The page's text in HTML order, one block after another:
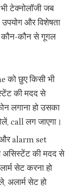
टेक्नोलॉजी जब
और विशेषता
कौन-कौन से गूगल
को छुए किसी भी
की मदद से
लगाना हो उसका
call लग जाएगा।
और alarm set
असिस्टेंट की मदद से
सेट करना हो
अलार्म सेट हो